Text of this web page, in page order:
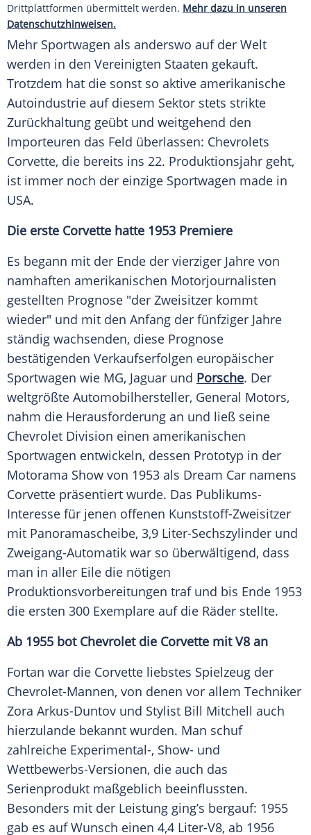
Drittplattformen übermittelt werden. Mehr dazu in unseren
Datenschutzhinweisen.
Mehr Sportwagen als anderswo auf der Welt
werden in den Vereinigten Staaten gekauft.
Trotzdem hat die sonst so aktive amerikanische
Autoindustrie auf diesem Sektor stets strikte
Zurückhaltung geübt und weitgehend den
Importeuren das Feld überlassen: Chevrolets
Corvette, die bereits ins 22. Produktionsjahr geht,
ist immer noch der einzige Sportwagen made in
USA.
Die erste Corvette hatte 1953 Premiere
Es begann mit der Ende der vierziger Jahre von
namhaften amerikanischen Motorjournalisten
gestellten Prognose "der Zweisitzer kommt
wieder" und mit den Anfang der fünfziger Jahre
ständig wachsenden, diese Prognose
bestätigenden Verkaufserfolgen europäischer
Sportwagen wie MG, Jaguar und Porsche. Der
weltgrößte Automobilhersteller, General Motors,
nahm die Herausforderung an und ließ seine
Chevrolet Division einen amerikanischen
Sportwagen entwickeln, dessen Prototyp in der
Motorama Show von 1953 als Dream Car namens
Corvette präsentiert wurde. Das Publikums-
Interesse für jenen offenen Kunststoff-Zweisitzer
mit Panoramascheibe, 3,9 Liter-Sechszylinder und
Zweigang-Automatik war so überwältigend, dass
man in aller Eile die nötigen
Produktionsvorbereitungen traf und bis Ende 1953
die ersten 300 Exemplare auf die Räder stellte.
Ab 1955 bot Chevrolet die Corvette mit V8 an
Fortan war die Corvette liebstes Spielzeug der
Chevrolet-Mannen, von denen vor allem Techniker
Zora Arkus-Duntov und Stylist Bill Mitchell auch
hierzulande bekannt wurden. Man schuf
zahlreiche Experimental-, Show- und
Wettbewerbs-Versionen, die auch das
Serienprodukt maßgeblich beeinflussten.
Besonders mit der Leistung ging’s bergauf: 1955
gab es auf Wunsch einen 4,4 Liter-V8, ab 1956